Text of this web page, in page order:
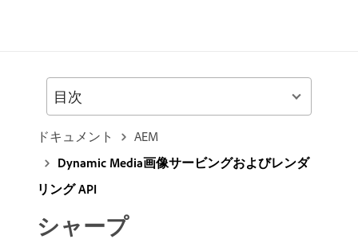
ドキュメント
AEM
Dynamic Media画像サービングおよびレンダ
リング API
シャープ
目次